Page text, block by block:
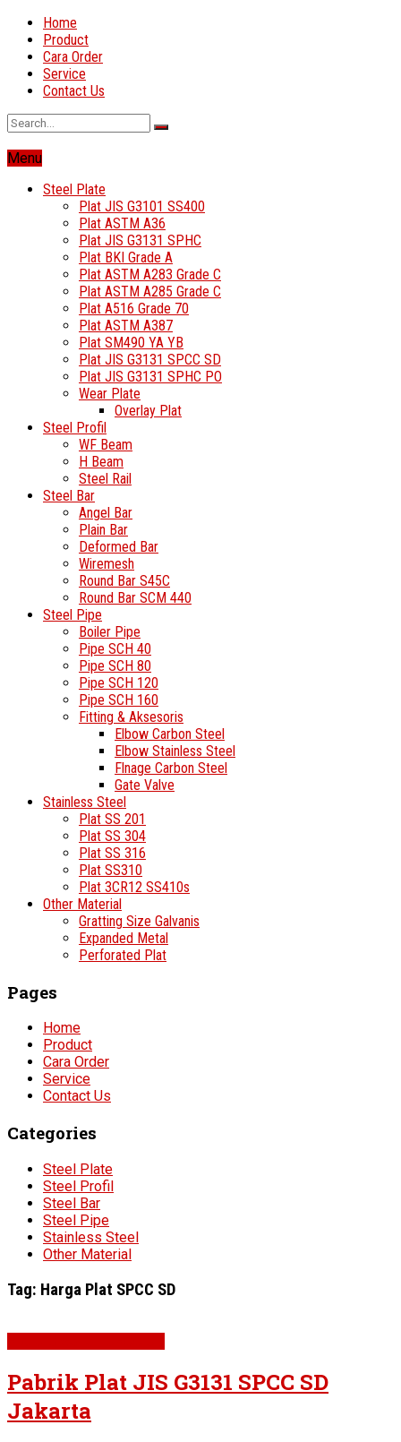
Home
Product
Cara Order
Service
Contact Us
Menu
Steel Plate
Plat JIS G3101 SS400
Plat ASTM A36
Plat JIS G3131 SPHC
Plat BKI Grade A
Plat ASTM A283 Grade C
Plat ASTM A285 Grade C
Plat A516 Grade 70
Plat ASTM A387
Plat SM490 YA YB
Plat JIS G3131 SPCC SD
Plat JIS G3131 SPHC PO
Wear Plate
Overlay Plat
Steel Profil
WF Beam
H Beam
Steel Rail
Steel Bar
Angel Bar
Plain Bar
Deformed Bar
Wiremesh
Round Bar S45C
Round Bar SCM 440
Steel Pipe
Boiler Pipe
Pipe SCH 40
Pipe SCH 80
Pipe SCH 120
Pipe SCH 160
Fitting & Aksesoris
Elbow Carbon Steel
Elbow Stainless Steel
Flnage Carbon Steel
Gate Valve
Stainless Steel
Plat SS 201
Plat SS 304
Plat SS 316
Plat SS310
Plat 3CR12 SS410s
Other Material
Gratting Size Galvanis
Expanded Metal
Perforated Plat
Pages
Home
Product
Cara Order
Service
Contact Us
Categories
Steel Plate
Steel Profil
Steel Bar
Steel Pipe
Stainless Steel
Other Material
Tag: Harga Plat SPCC SD
Pabrik Plat JIS G3131 SPCC SD
Jakarta